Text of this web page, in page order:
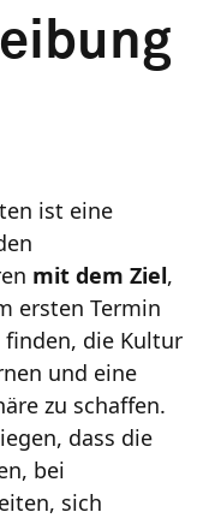
ist eine
mit dem Ziel,
ersten Termin
finden, die Kultur
und eine
zu schaffen.
dass die
bei
sich